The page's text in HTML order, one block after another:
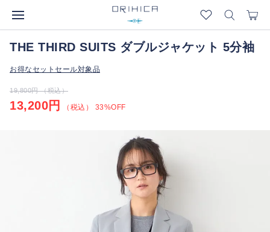
THE THIRD SUITS ダブルジャケット 5分袖
お得なセットセール対象品
19,800円 （税込）
13,200円 （税込） 33%OFF